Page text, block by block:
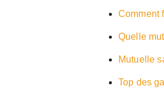
Comment
Quelle
Mutuelle
Top des